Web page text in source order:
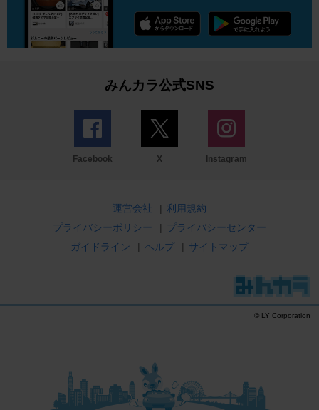
みんカラ公式SNS
Facebook X Instagram
運営会社 | 利用規約
プライバシーポリシー
| プライバシーセンター
ガイドライン
| ヘルプ | サイトマップ
© LY Corporation